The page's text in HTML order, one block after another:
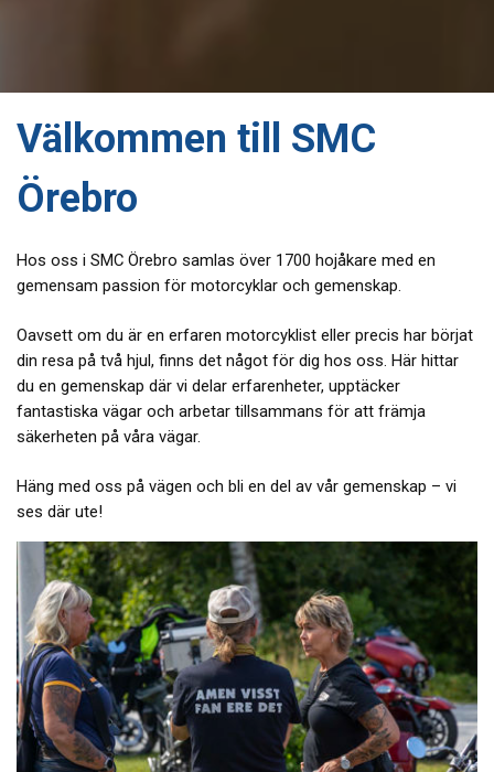
Välkommen till SMC
Örebro
Hos oss i SMC Örebro samlas över 1700 hojåkare med en
gemensam passion för motorcyklar och gemenskap.
Oavsett om du är en erfaren motorcyklist eller precis har börjat
din resa på två hjul, finns det något för dig hos oss. Här hittar
du en gemenskap där vi delar erfarenheter, upptäcker
fantastiska vägar och arbetar tillsammans för att främja
säkerheten på våra vägar.
Häng med oss på vägen och bli en del av vår gemenskap – vi
ses där ute!